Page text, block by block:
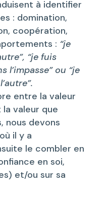
à identifier
: domination,
coopération,
: “je
“je fuis
l’impasse” ou “je
entre la valeur
valeur que
nous devons
il y a
le combler en
en soi,
et/ou sur sa